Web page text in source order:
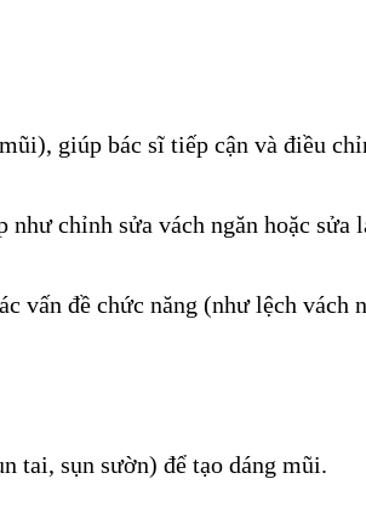
giúp bác sĩ tiếp cận và điều
chỉnh sửa vách ngăn hoặc sửa
vấn đề chức năng (như lệch vách
tai, sụn sườn) để tạo dáng mũi.